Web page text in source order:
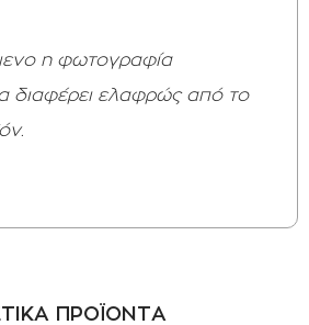
η φωτογραφία
διαφέρει ελαφρώς από το
ΠΡΟΪΟΝΤΑ